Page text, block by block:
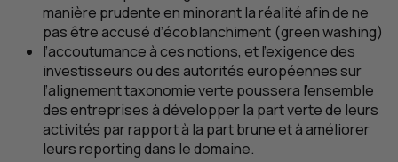
manière prudente en minorant la réalité afin de ne
pas être accusé d’écoblanchiment (green washing)
l’accoutumance à ces notions, et l’exigence des
investisseurs ou des autorités européennes sur
l’alignement taxonomie verte poussera l’ensemble
des entreprises à développer la part verte de leurs
activités par rapport à la part brune et à améliorer
leurs reporting dans le domaine.